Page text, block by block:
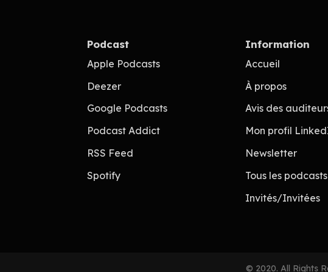
Podcast
Apple Podcasts
Deezer
Google Podcasts
Podcast Addict
RSS Feed
Spotify
Information
Accueil
À propos
Avis des
Mon profil
Newsletter
Tous les podcasts
Invités/Invitées
© 2020. All Rights